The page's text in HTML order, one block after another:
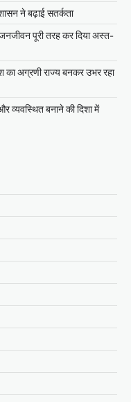
ने बढ़ाई सतर्कता
पूरी तरह कर दिया अस्त-
का अग्रणी राज्य बनकर उभर रहा
व्यवस्थित बनाने की दिशा में